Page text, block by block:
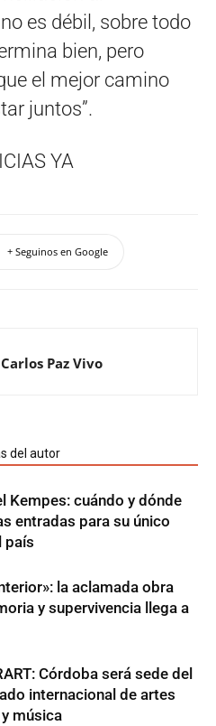
es débil, sobre todo
bien, pero
el mejor camino
juntos”.
YA
+ Seguinos en Google
Paz Vivo
del autor
Kempes: cuándo y dónde
entradas para su único
país
la aclamada obra
y supervivencia llega a
Córdoba será sede del
internacional de artes
música